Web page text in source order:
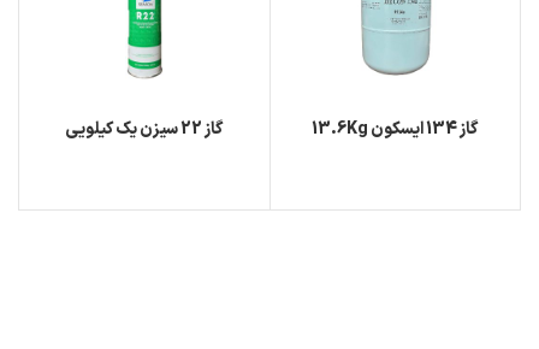
گاز 134 ایسکون 13.6Kg گاز 22 سیزن یک کیلویی